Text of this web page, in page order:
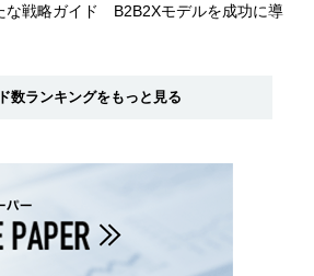
な戦略ガイド B2B2Xモデルを成功に導
数ランキングをもっと見る